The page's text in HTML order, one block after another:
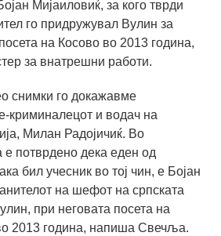
Мијаиловиќ, за кого тврди
го придружувал Вулин за
на Косово во 2013 година,
за внатрешни работи.
снимки го докажавме
криминалецот и водач на
Милан Радојичиќ. Во
е потврдено дека еден од
бил учесник во тој чин, е Бојан
на шефот на српската
при неговата посета на
2013 година, напиша Свечља.